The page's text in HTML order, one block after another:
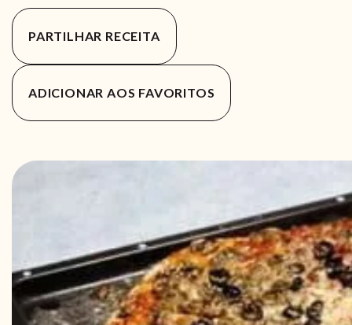
PARTILHAR RECEITA
ADICIONAR AOS FAVORITOS